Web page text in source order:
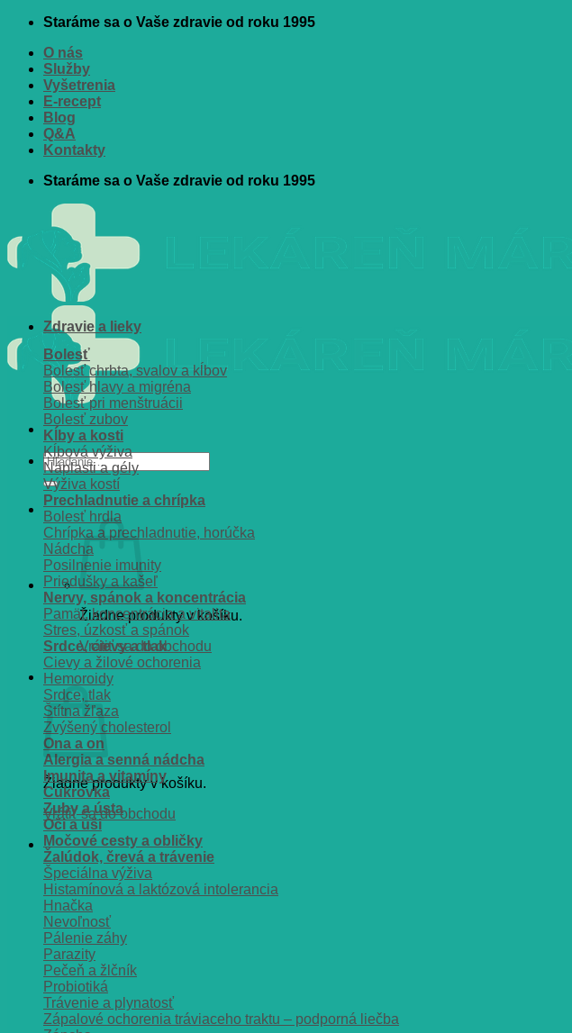
Skip
content
Staráme sa o Vaše zdravie od roku 1995
O nás
Služby
Vyšetrenia
E-recept
Blog
Q&A
Kontakty
Staráme sa o Vaše zdravie od roku 1995
Hľadať:
Žiadne produkty v košíku.
Vrátiť sa do obchodu
Košík
Žiadne produkty v košíku.
Vrátiť sa do obchodu
Zdravie a lieky
Bolesť
Bolesť chrbta, svalov a kĺbov
Bolesť hlavy a migréna
Bolesť pri menštruácii
Bolesť zubov
Kĺby a kosti
Kĺbová výživa
Náplasti a gély
Výživa kostí
Prechladnutie a chrípka
Bolesť hrdla
Chrípka a prechladnutie, horúčka
Nádcha
Posilnenie imunity
Priedušky a kašeľ
Nervy, spánok a koncentrácia
Pamät, koncentrácia a vitalita
Stres, úzkosť a spánok
Srdce, cievy a tlak
Cievy a žilové ochorenia
Hemoroidy
Srdce, tlak
Štítna žľaza
Zvýšený cholesterol
Ona a on
Alergia a senná nádcha
Imunita a vitamíny
Cukrovka
Zuby a ústa
Oči a uši
Močové cesty a obličky
Žalúdok, črevá a trávenie
Špeciálna výživa
Histamínová a laktózová intolerancia
Hnačka
Nevoľnosť
Pálenie záhy
Parazity
Pečeň a žlčník
Probiotiká
Trávenie a plynatosť
Zápalové ochorenia tráviaceho traktu – podporná liečba